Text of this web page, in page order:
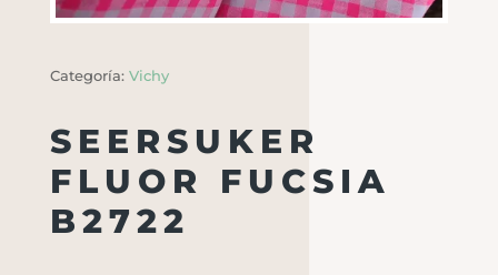
Categoría: Vichy
SEERSUKER
FLUOR FUCSIA
B2722